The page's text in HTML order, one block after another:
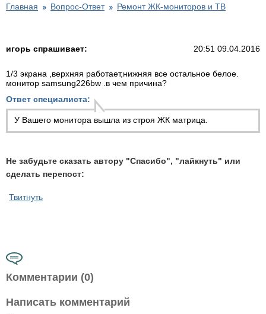
Главная Вопрос-Ответ Ремонт ЖК-мониторов и ТВ
игорь спрашивает: 20:51 09.04.2016
1/3 экрана ,верхняя работает,нижняя все остальное белое.
монитор samsung226bw .в чем причина?
Ответ специалиста:
У Вашего монитора вышла из строя ЖК матрица.
Не забудьте сказать автору "Спасибо", "лайкнуть" или
сделать перепост:
Твитнуть
Комментарии (0)
Написать комментарий